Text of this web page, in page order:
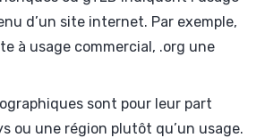
d’un site internet. Par exemple,
à usage commercial, .org une
sont pour leur part
ou une région plutôt qu’un usage.